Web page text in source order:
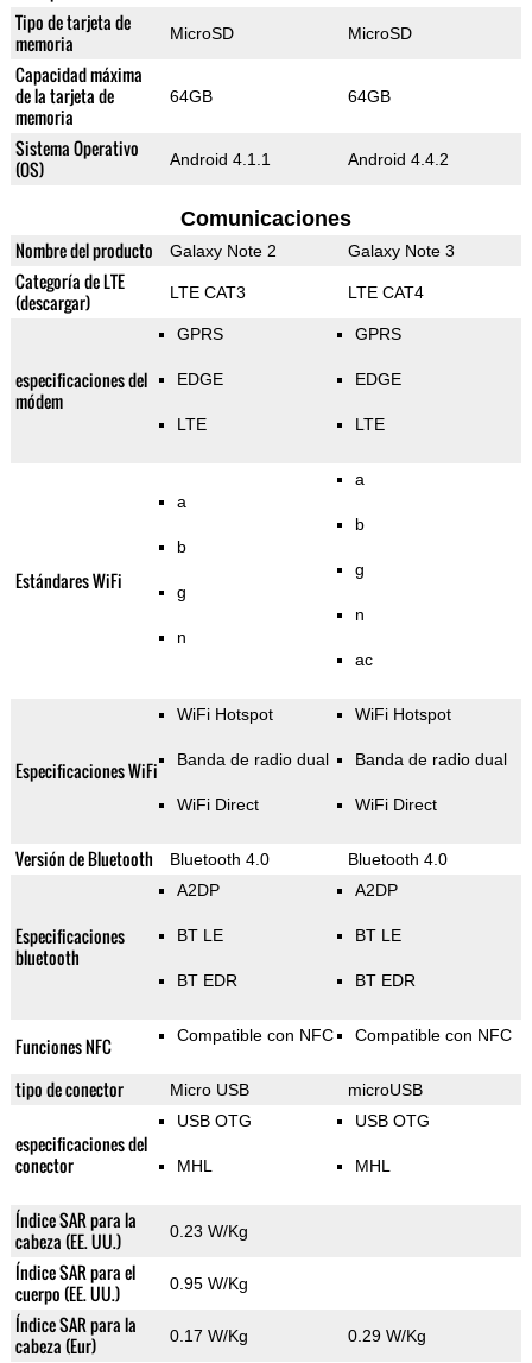
Tipo de tarjeta de
memoria
MicroSD MicroSD
Capacidad máxima
de la tarjeta de
memoria
64GB 64GB
Sistema Operativo
(OS)
Android 4.1.1 Android 4.4.2
Comunicaciones
Nombre del producto Galaxy Note 2 Galaxy Note 3
Categoría de LTE
(descargar)
LTE CAT3 LTE CAT4
especificaciones del
módem
GPRS
EDGE
LTE
GPRS
EDGE
LTE
Estándares WiFi
a
b
g
n
a
b
g
n
ac
Especificaciones WiFi
WiFi Hotspot
Banda de radio dual
WiFi Direct
WiFi Hotspot
Banda de radio dual
WiFi Direct
Versión de Bluetooth Bluetooth 4.0 Bluetooth 4.0
Especificaciones
bluetooth
A2DP
BT LE
BT EDR
A2DP
BT LE
BT EDR
Funciones NFC Compatible con NFC Compatible con NFC
tipo de conector Micro USB microUSB
especificaciones del
conector
USB OTG
MHL
USB OTG
MHL
Índice SAR para la
cabeza (EE. UU.)
0.23 W/Kg
Índice SAR para el
cuerpo (EE. UU.)
0.95 W/Kg
Índice SAR para la
cabeza (Eur)
0.17 W/Kg 0.29 W/Kg